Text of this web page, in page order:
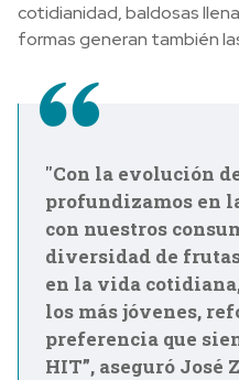
cotidianidad, baldosas
formas generan también
"Con la evolución
profundizamos en
con nuestros
diversidad de
en la vida
los más jóvenes,
preferencia que
HIT”, aseguró José